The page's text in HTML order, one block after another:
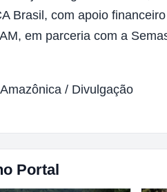
Brasil, com apoio
em parceria com a
/ Divulgação
Portal